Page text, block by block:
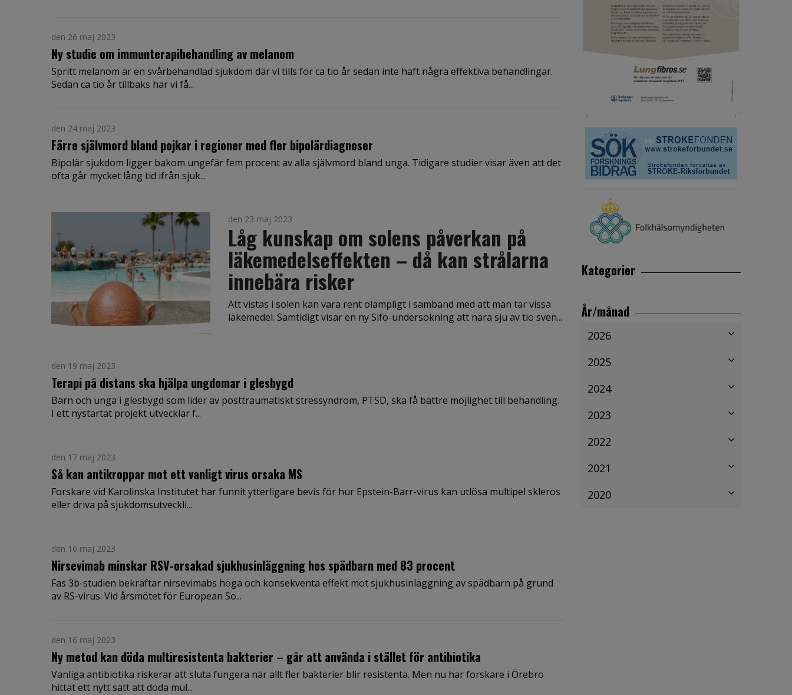
den 26 maj 2023
Ny studie om immunterapibehandling av melanom
Spritt melanom är en svårbehandlad sjukdom där vi tills för ca tio år sedan inte haft några effektiva behandlingar.
Sedan ca tio år tillbaks har vi få...
den 24 maj 2023
Färre självmord bland pojkar i regioner med fler bipolärdiagnoser
Bipolär sjukdom ligger bakom ungefär fem procent av alla självmord bland unga. Tidigare studier visar även att det
ofta går mycket lång tid ifrån sjuk...
den 23 maj 2023
Låg kunskap om solens påverkan på
läkemedelseffekten – då kan strålarna
innebära risker
Att vistas i solen kan vara rent olämpligt i samband med att man tar vissa
läkemedel. Samtidigt visar en ny Sifo-undersökning att nära sju av tio sven...
den 19 maj 2023
Terapi på distans ska hjälpa ungdomar i glesbygd
Barn och unga i glesbygd som lider av posttraumatiskt stressyndrom, PTSD, ska få bättre möjlighet till behandling.
I ett nystartat projekt utvecklar f...
den 17 maj 2023
Så kan antikroppar mot ett vanligt virus orsaka MS
Forskare vid Karolinska Institutet har funnit ytterligare bevis för hur Epstein-Barr-virus kan utlösa multipel skleros
eller driva på sjukdomsutveckli...
den 16 maj 2023
Nirsevimab minskar RSV-orsakad sjukhusinläggning hos spädbarn med 83 procent
Fas 3b-studien bekräftar nirsevimabs höga och konsekventa effekt mot sjukhusinläggning av spädbarn på grund
av RS-virus. Vid årsmötet för European So...
den 16 maj 2023
Ny metod kan döda multiresistenta bakterier – går att använda i stället för antibiotika
Vanliga antibiotika riskerar att sluta fungera när allt fler bakterier blir resistenta. Men nu har forskare i Örebro
hittat ett nytt sätt att döda mul...
Kategorier
År/månad
2026
2025
2024
2023
2022
2021
2020